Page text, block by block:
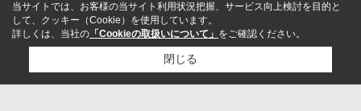
当サイトでは、お客様の当サイト利用状況把握、サービス向上検討を目的と
して、クッキー（Cookie）を使用しています。
詳しくは、当社の 「Cookieの取扱いについて」 をご確認ください。
閉じる